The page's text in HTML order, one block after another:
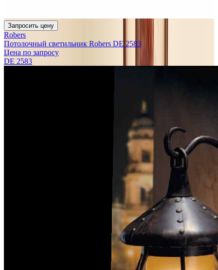
Запросить цену
Robers
Потолочный светильник Robers DE 2583
Цена по запросу
DE 2583